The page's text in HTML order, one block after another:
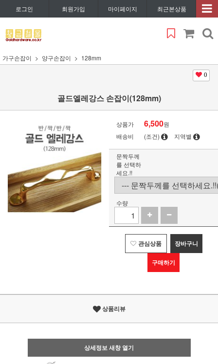
로그인 회원가입 마이페이지 최근본상품
가구손잡이 양구손잡이 128mm
0
골드엘레강스 손잡이(128mm)
상품가 6,500원
배송비
(조건) 지역별
문짝두께
를 선택하
세요.!!
수량
관심상품 장바구니
구매하기
상품리뷰
상세정보 새창 열기